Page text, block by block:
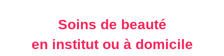
Soins de beauté
en institut ou à domicile